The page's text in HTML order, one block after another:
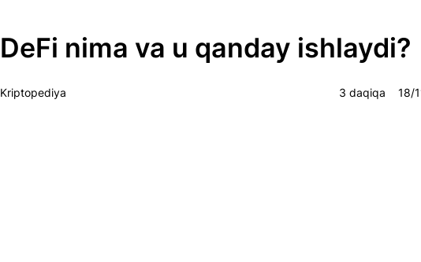
DeFi nima va u qanday ishlaydi?
Kriptopediya 3 daqiqa 18/